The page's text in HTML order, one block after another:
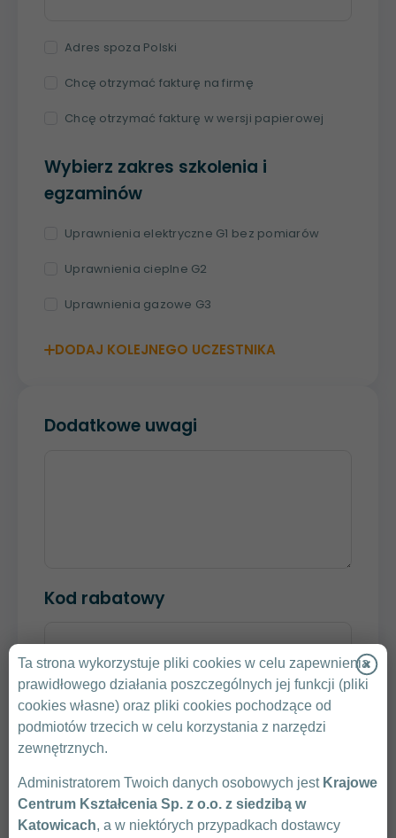
Adres spoza Polski
Chcę otrzymać fakturę na firmę
Chcę otrzymać fakturę w wersji papierowej
Wybierz zakres szkolenia i
egzaminów
Uprawnienia elektryczne G1 bez pomiarów
Uprawnienia cieplne G2
Uprawnienia gazowe G3
DODAJ KOLEJNEGO UCZESTNIKA
Dodatkowe uwagi
Kod rabatowy
SPRAWDŹ KOD
Klikając „Wyślij” zgadzam się na przedstawienie
przez Krajowe Centrum Kształcenia oferty
Zasady Ochrony Danych Osobowych
Warunki uczestnictwa
Ta strona wykorzystuje pliki cookies w celu zapewnienia
prawidłowego działania poszczególnych jej funkcji (pliki
cookies własne) oraz pliki cookies pochodzące od
podmiotów trzecich w celu korzystania z narzędzi
zewnętrznych.
Administratorem Twoich danych osobowych jest Krajowe
Centrum Kształcenia Sp. z o.o. z siedzibą w
Katowicach, a w niektórych przypadkach dostawcy